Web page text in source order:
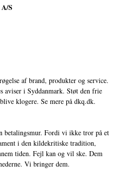
S
af brand, produkter og service.
aviser i Syddanmark. Støt den frie
klogere. Se mere på dkq.dk.
betalingsmur. Fordi vi ikke tror på et
i den kildekritiske tradition,
tiden. Fejl kan og vil ske. Dem
Vi bringer dem.